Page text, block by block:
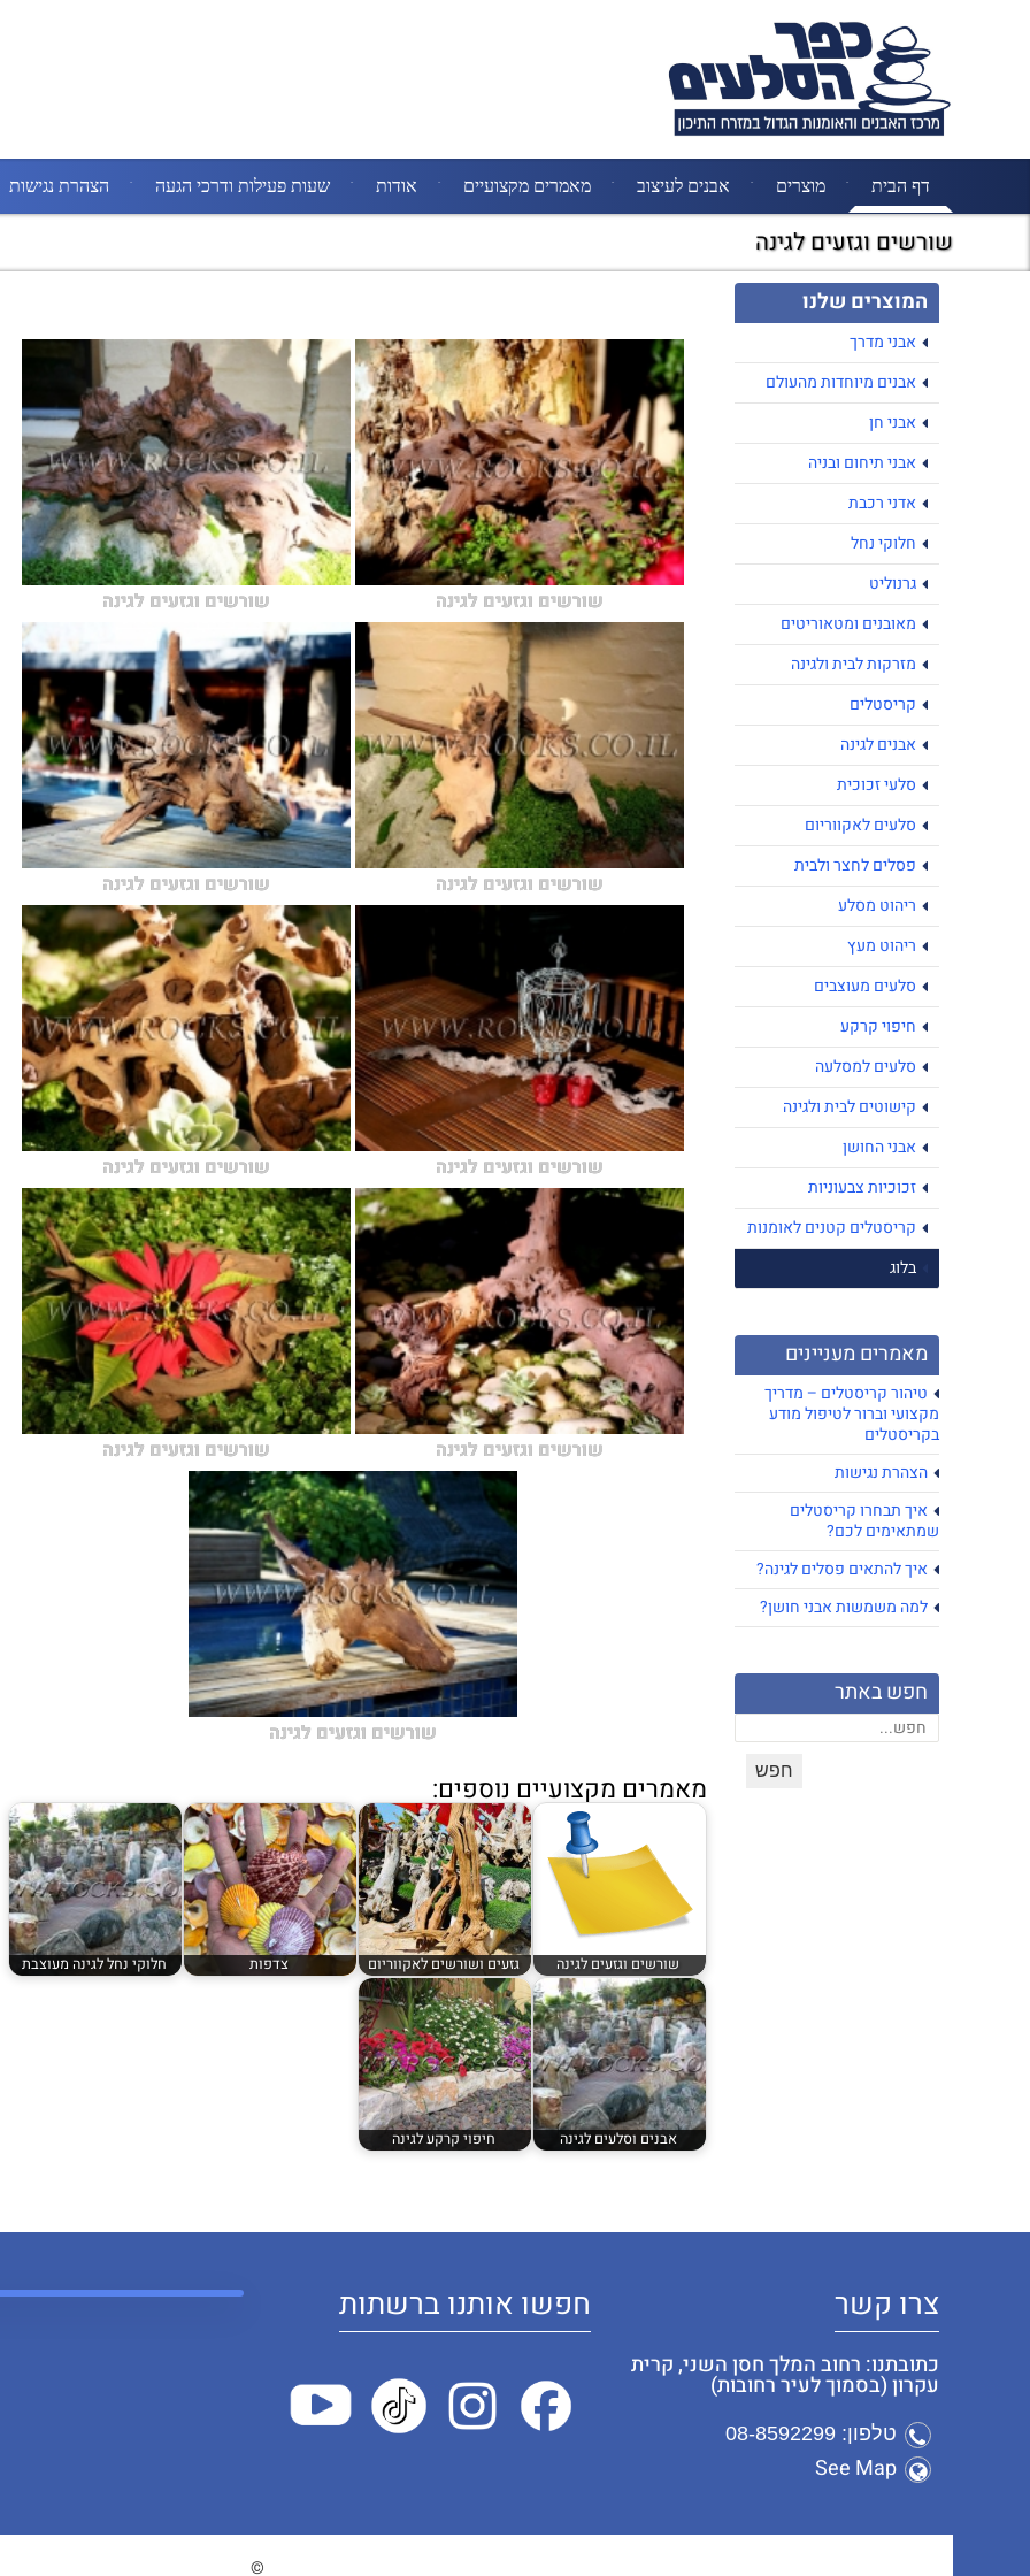
דף הבית מוצרים אבנים לעיצוב מאמרים מקצועיים אודות שעות פעילות ודרכי הגעה הצהרת נגישות
שורשים וגזעים לגינה
המוצרים שלנו
אבני מדרך
אבנים מיוחדות מהעולם
אבני חן
אבני תיחום ובניה
אדני רכבת
חלוקי נחל
גרנוליט
מאובנים ומטאוריטים
מזרקות לבית ולגינה
קריסטלים
אבנים לגינה
סלעי זכוכית
סלעים לאקווריום
פסלים לחצר ולבית
ריהוט מסלע
ריהוט מעץ
סלעים מעוצבים
חיפוי קרקע
סלעים למסלעה
קישוטים לבית ולגינה
אבני החושן
זכוכיות צבעוניות
קריסטלים קטנים לאומנות
בלוג
מאמרים מעניינים
טיהור קריסטלים – מדריך
מקצועי וברור לטיפול מודע
בקריסטלים
הצהרת נגישות
איך תבחרו קריסטלים
שמתאימים לכם?
איך להתאים פסלים לגינה?
למה משמשות אבני חושן?
חפש באתר
שורשים וגזעים לגינה שורשים וגזעים לגינה
שורשים וגזעים לגינה שורשים וגזעים לגינה
שורשים וגזעים לגינה שורשים וגזעים לגינה
שורשים וגזעים לגינה שורשים וגזעים לגינה
שורשים וגזעים לגינה
מאמרים מקצועיים נוספים:
שורשים וגזעים לגינה גזעים ושורשים לאקווריום צדפות חלוקי נחל לגינה מעוצבת
אבנים וסלעים לגינה חיפוי קרקע לגינה
צרו קשר
כתובתנו: רחוב המלך חסן השני, קרית
עקרון (בסמוך לעיר רחובות)
טלפון: 08-8592299
See Map
חפשו אותנו ברשתות
©